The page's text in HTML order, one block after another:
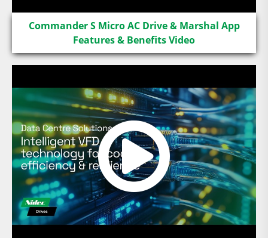
Commander S Micro AC Drive & Marshal App
Features & Benefits Video